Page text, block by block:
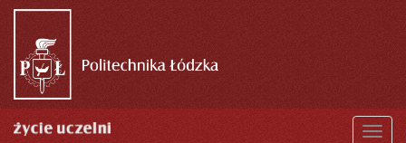
Przejdź
treści